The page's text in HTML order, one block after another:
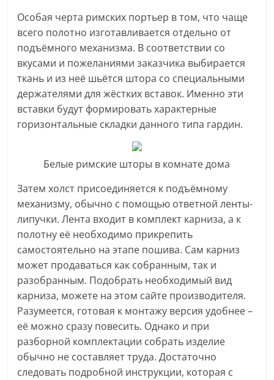
Особая черта римских портьер в том, что чаще
всего полотно изготавливается отдельно от
подъёмного механизма. В соответствии со
вкусами и пожеланиями заказчика выбирается
ткань и из неё шьётся штора со специальными
держателями для жёстких вставок. Именно эти
вставки будут формировать характерные
горизонтальные складки данного типа гардин.
Белые римские шторы в комнате дома
Затем холст присоединяется к подъёмному
механизму, обычно с помощью ответной ленты-
липучки. Лента входит в комплект карниза, а к
полотну её необходимо прикрепить
самостоятельно на этапе пошива. Сам карниз
может продаваться как собранным, так и
разобранным. Подобрать необходимый вид
карниза, можете на этом сайте производителя.
Разумеется, готовая к монтажу версия удобнее –
её можно сразу повесить. Однако и при
разборной комплектации собрать изделие
обычно не составляет труда. Достаточно
следовать подробной инструкции, которая с